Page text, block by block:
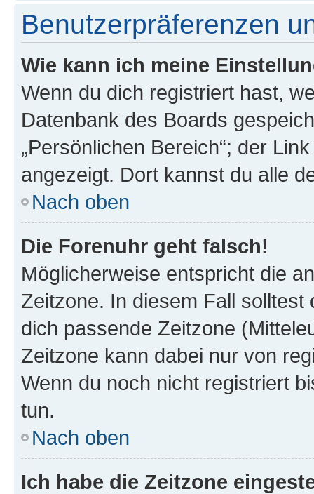
Benutzerpräferenzen
Wie kann ich meine
Wenn du dich registriert hast,
Datenbank des Boards
„Persönlichen Bereich“; der
angezeigt. Dort kannst du alle
Nach oben
Die Forenuhr geht falsch!
Möglicherweise entspricht die
Zeitzone. In diesem Fall solltest
dich passende Zeitzone
Zeitzone kann dabei nur von
Wenn du noch nicht registriert
tun.
Nach oben
Ich habe die Zeitzone